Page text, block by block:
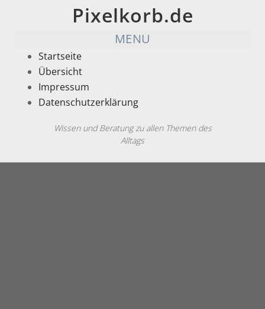
Pixelkorb.de
MENU
Startseite
Übersicht
Impressum
Datenschutzerklärung
Wissen und Beratung zu allen Themen des
Alltags